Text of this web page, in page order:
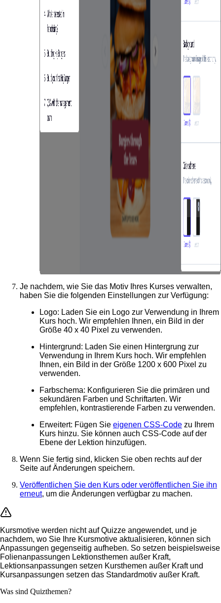
Je nachdem, wie Sie das Motiv Ihres Kurses verwalten,
haben Sie die folgenden Einstellungen zur Verfügung:
Logo: Laden Sie ein Logo zur Verwendung in Ihrem
Kurs hoch. Wir empfehlen Ihnen, ein Bild in der
Größe 40 x 40 Pixel zu verwenden.
Hintergrund: Laden Sie einen Hintergrung zur
Verwendung in Ihrem Kurs hoch. Wir empfehlen
Ihnen, ein Bild in der Größe 1200 x 600 Pixel zu
verwenden.
Farbschema: Konfigurieren Sie die primären und
sekundären Farben und Schriftarten. Wir
empfehlen, kontrastierende Farben zu verwenden.
Erweitert: Fügen Sie eigenen CSS-Code zu Ihrem
Kurs hinzu. Sie können auch CSS-Code auf der
Ebene der Lektion hinzufügen.
Wenn Sie fertig sind, klicken Sie oben rechts auf der
Seite aufÄnderungen speichern.
Veröffentlichen Sie den Kurs oder veröffentlichen Sie ihn
erneut, um die Änderungen verfügbar zu machen.
Kursmotive werden nicht auf Quizze angewendet, und je
nachdem, wo Sie Ihre Kursmotive aktualisieren, können sich
Anpassungen gegenseitig aufheben. So setzen beispielsweise
Folienanpassungen Lektionsthemen außer Kraft,
Lektionsanpassungen setzen Kursthemen außer Kraft und
Kursanpassungen setzen das Standardmotiv außer Kraft.
Was sind Quizthemen?